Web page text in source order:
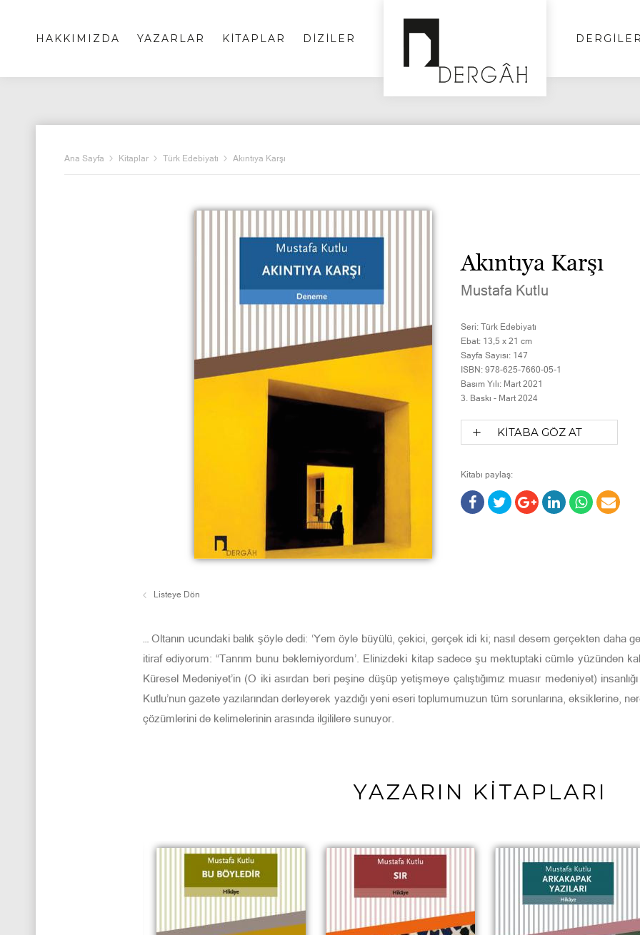
HAKKIMIZDA YAZARLAR KİTAPLAR DİZİLER DERGİLER
Ana Sayfa Kitaplar Türk Edebiyatı Akıntıya Karşı
Akıntıya Karşı
Mustafa Kutlu
Seri: Türk Edebiyatı
Ebat: 13,5 x 21 cm
Sayfa Sayısı: 147
ISBN: 978-625-7660-05-1
Basım Yılı: Mart 2021
3. Baskı - Mart 2024
KİTABA GÖZ AT
Kitabı paylaş:
Listeye Dön
… Oltanın ucundaki balık şöyle dedi: ‘Yem öyle büyü­lü, çekici, gerçek idi ki; nasıl desem gerçekten daha
itiraf edi­yorum: “Tanrım bunu beklemiyordum’. Elinizdeki kitap sadece şu mektuptaki cümle yüzün­den
Küre­sel Medeniyet’in (O iki asırdan beri peşine düşüp yetişmeye çalıştığımız muasır medeniyet)
Kutlu’nun gazete yazılarından derleyerek yazdığı yeni eseri toplumumuzun tüm sorunlarına, eksiklerine,
çözümlerini de kelimelerinin arasında ilgililere sunuyor.
YAZARIN KİTAPLARI